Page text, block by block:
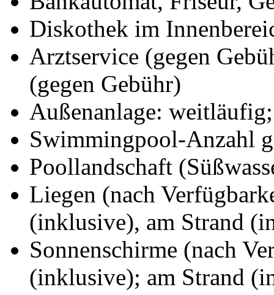
Diskothek im
Arztservice (gegen
(gegen Gebühr)
Außenanlage:
Swimmingpool-Anzahl
Poollandschaft
Liegen (nach
(inklusive), am Strand
Sonnenschirme (nach
(inklusive); am Strand